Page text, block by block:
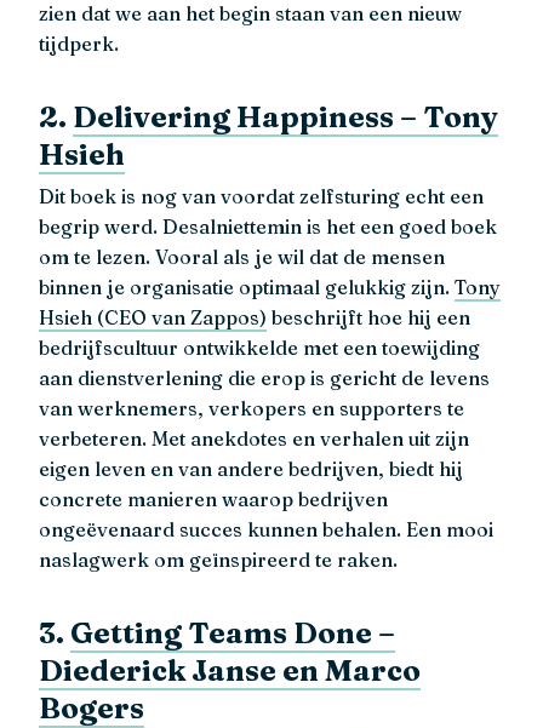
zien dat we aan het begin staan van een nieuw
tijdperk.
2. Delivering Happiness – Tony
Hsieh
Dit boek is nog van voordat zelfsturing echt een
begrip werd. Desalniettemin is het een goed boek
om te lezen. Vooral als je wil dat de mensen
binnen je organisatie optimaal gelukkig zijn. Tony
Hsieh (CEO van Zappos) beschrijft hoe hij een
bedrijfscultuur ontwikkelde met een toewijding
aan dienstverlening die erop is gericht de levens
van werknemers, verkopers en supporters te
verbeteren. Met anekdotes en verhalen uit zijn
eigen leven en van andere bedrijven, biedt hij
concrete manieren waarop bedrijven
ongeëvenaard succes kunnen behalen. Een mooi
naslagwerk om geïnspireerd te raken.
3. Getting Teams Done –
Diederick Janse en Marco
Bogers